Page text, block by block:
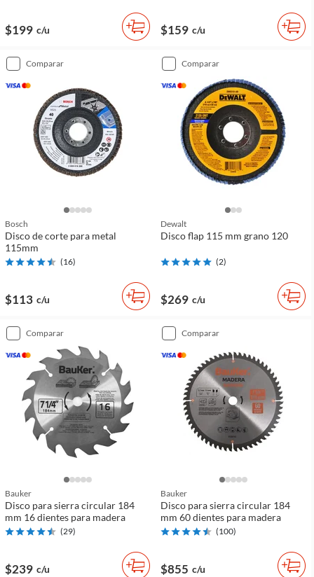
$199 c/u $159 c/u
comparar
Bosch
Disco de corte para metal
115mm
(16)
$113 c/u
comparar
Dewalt
Disco flap 115 mm grano 120
(2)
$269 c/u
comparar
Bauker
Disco para sierra circular 184
mm 16 dientes para madera
(29)
$239 c/u
comparar
Bauker
Disco para sierra circular 184
mm 60 dientes para madera
(100)
$855 c/u